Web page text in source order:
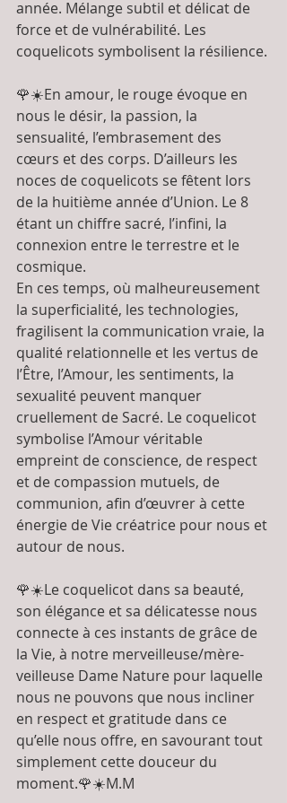
année. Mélange subtil et délicat de
force et de vulnérabilité. Les
coquelicots symbolisent la résilience.
🌹☀️En amour, le rouge évoque en
nous le désir, la passion, la
sensualité, l’embrasement des
cœurs et des corps. D’ailleurs les
noces de coquelicots se fêtent lors
de la huitième année d’Union. Le 8
étant un chiffre sacré, l’infini, la
connexion entre le terrestre et le
cosmique.
En ces temps, où malheureusement
la superficialité, les technologies,
fragilisent la communication vraie, la
qualité relationnelle et les vertus de
l’Être, l’Amour, les sentiments, la
sexualité peuvent manquer
cruellement de Sacré. Le coquelicot
symbolise l’Amour véritable
empreint de conscience, de respect
et de compassion mutuels, de
communion, afin d’œuvrer à cette
énergie de Vie créatrice pour nous et
autour de nous.
🌹☀️Le coquelicot dans sa beauté,
son élégance et sa délicatesse nous
connecte à ces instants de grâce de
la Vie, à notre merveilleuse/mère-
veilleuse Dame Nature pour laquelle
nous ne pouvons que nous incliner
en respect et gratitude dans ce
qu’elle nous offre, en savourant tout
simplement cette douceur du
moment.🌹☀️M.M